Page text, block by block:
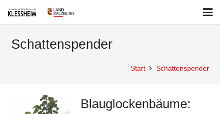
Schattenspender
Start Schattenspender
Blauglockenbäume: